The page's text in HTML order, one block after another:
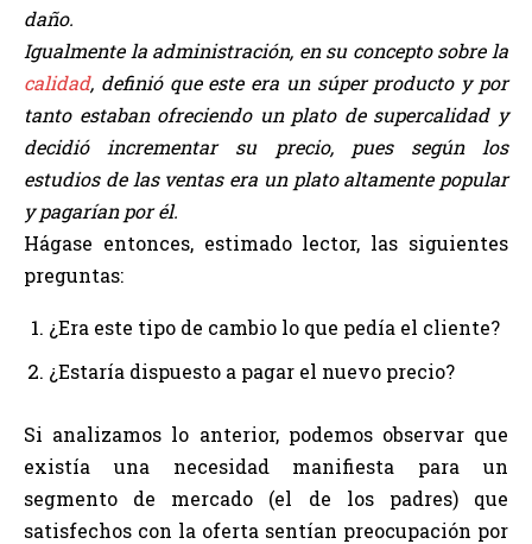
daño.
Igualmente la administración, en su concepto sobre la
calidad, definió que este era un súper producto y por
tanto estaban ofreciendo un plato de supercalidad y
decidió incrementar su precio, pues según los
estudios de las ventas era un plato altamente popular
y pagarían por él.
Hágase entonces, estimado lector, las siguientes
preguntas:
¿Era este tipo de cambio lo que pedía el cliente?
¿Estaría dispuesto a pagar el nuevo precio?
Si analizamos lo anterior, podemos observar que
existía una necesidad manifiesta para un
segmento de mercado (el de los padres) que
satisfechos con la oferta sentían preocupación por